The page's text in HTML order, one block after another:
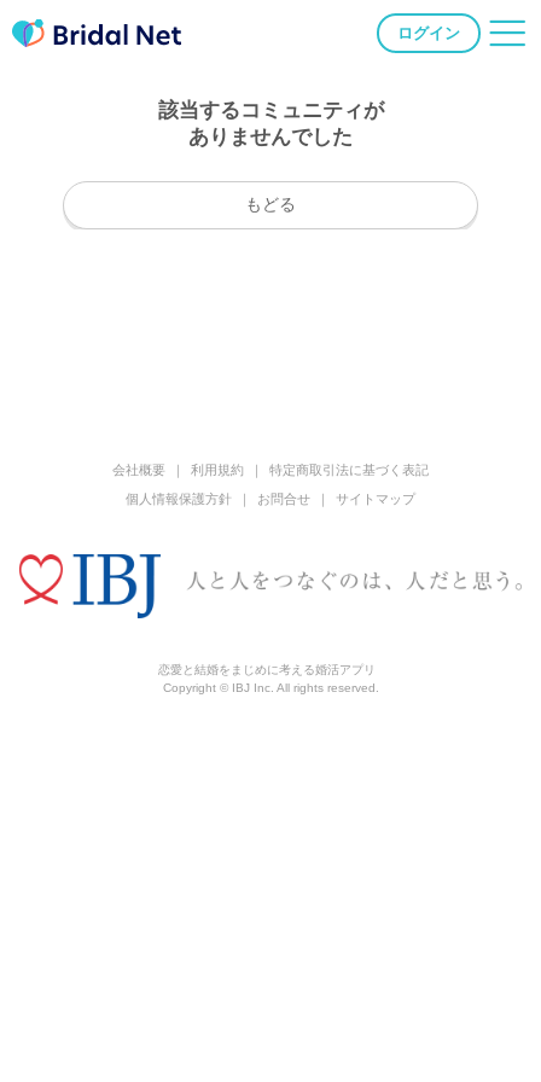
ログイン
該当するコミュニティが
ありませんでした
もどる
会社概要 利用規約
特定商取引法に基づく表記
個人情報保護方針
お問合せ サイトマップ
恋愛と結婚をまじめに考える婚活アプリ
Copyright © IBJ Inc. All rights reserved.